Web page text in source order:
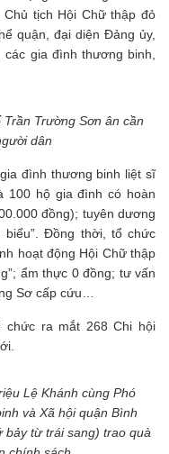
tịch Hội Chữ thập đỏ
quận, đại diện Đảng ủy,
gia đình thương binh,
Trường Sơn ân cần
dân
đình thương binh liệt sĩ
100 hộ gia đình có hoàn
đồng); tuyên dương
Đồng thời, tổ chức
hoạt động Hội Chữ thập
ẩm thực 0 đồng; tư vấn
Sơ cấp cứu…
chức ra mắt 268 Chi hội
Lệ Khánh cùng Phó
và Xã hội quận Bình
bảy từ trái sang) trao quà